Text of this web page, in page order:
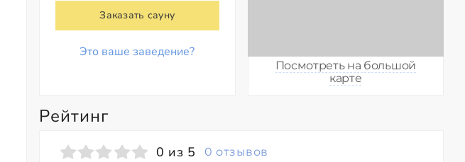
Заказать сауну
Это ваше заведение?
Посмотреть на большой
карте
Рейтинг
0 из 5 0 отзывов